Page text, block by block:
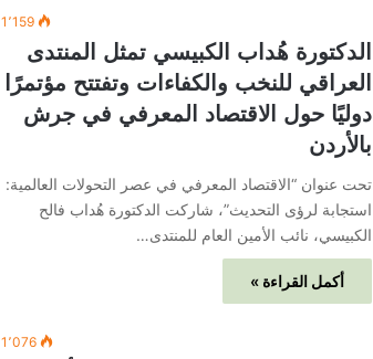
1٬159
الدكتورة هُداب الكبيسي تمثل المنتدى
العراقي للنخب والكفاءات وتفتتح مؤتمرًا
دوليًا حول الاقتصاد المعرفي في جرش
بالأردن
تحت عنوان “الاقتصاد المعرفي في عصر التحولات العالمية:
استجابة لرؤى التحديث”، شاركت الدكتورة هُداب فالح
الكبيسي، نائب الأمين العام للمنتدى…
أكمل القراءة »
1٬076